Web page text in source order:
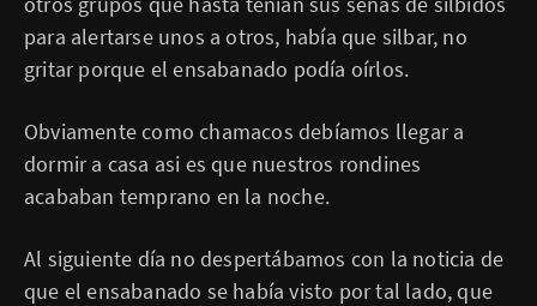
para alertarse unos a otros, había que silbar, no
gritar porque el ensabanado podía oírlos.
Obviamente como chamacos debíamos llegar a
dormir a casa asi es que nuestros rondines
acababan temprano en la noche.
Al siguiente día no despertábamos con la noticia de
que el ensabanado se había visto por tal lado, que